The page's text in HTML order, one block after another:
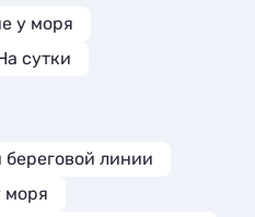
у моря
сутки
береговой линии
моря